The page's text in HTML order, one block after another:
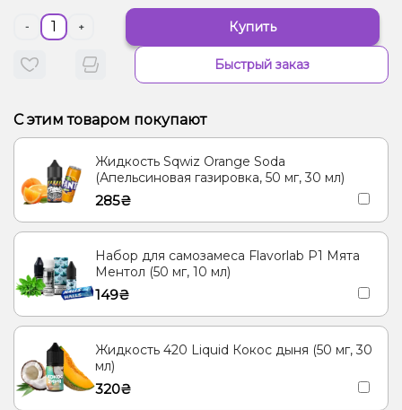
- + Купить
Быстрый заказ
С этим товаром покупают
Жидкость Sqwiz Orange Soda
(Апельсиновая газировка, 50 мг, 30 мл)
285₴
Набор для самозамеса Flavorlab Р1 Мята
Ментол (50 мг, 10 мл)
149₴
Жидкость 420 Liquid Кокос дыня (50 мг, 30
мл)
320₴